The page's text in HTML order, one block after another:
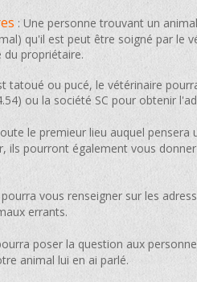
: Une personne trouvant un
qu'il est peut être soigné par le
du propriétaire.
tatoué ou pucé, le vétérinaire
ou la société SC pour obtenir
le premieur lieu auquel
ils pourront également vous
pourra vous renseigner sur les
errants.
poser la question aux
animal lui en ai parlé.